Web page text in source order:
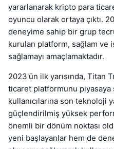
yararlanarak kripto para
oyuncu olarak ortaya çıktı.
deneyime sahip bir grup
kurulan platform, sağlam ve
sağlamayı amaçlamaktadır.
2023'ün ilk yarısında, Titan
ticaret platformunu piyasaya
kullanıcılarına son teknoloji
güçlendirilmiş yüksek
önemli bir dönüm noktası
yeni başlayanlar hem de